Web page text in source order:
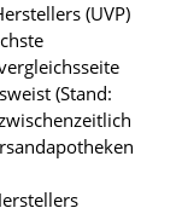
(UVP)
(Stand: